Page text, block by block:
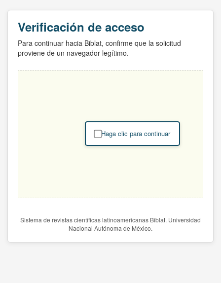
Verificación de acceso
Para continuar hacia Biblat, confirme que la solicitud
proviene de un navegador legítimo.
Haga clic para continuar
Sistema de revistas científicas latinoamericanas Biblat. Universidad
Nacional Autónoma de México.